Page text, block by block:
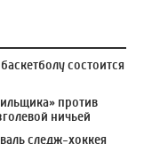
состоится
против
ничьей
следж-хоккея